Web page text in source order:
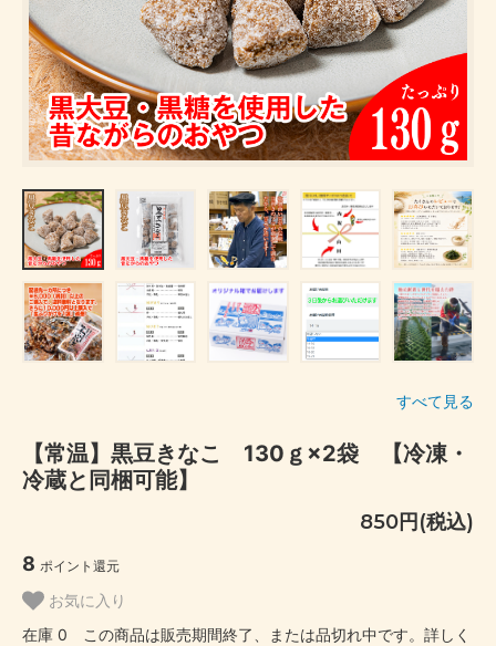
すべて見る
【常温】黒豆きなこ 130ｇ×2袋 【冷凍・
冷蔵と同梱可能】
850円(税込)
8 ポイント還元
お気に入り
在庫 0 この商品は販売期間終了、または品切れ中です。詳しく